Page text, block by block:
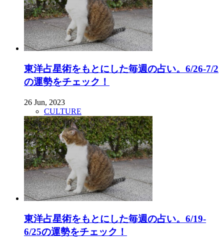
東洋占星術をもとにした毎週の占い。6/26-7/2
の運勢をチェック！
26 Jun, 2023
CULTURE
東洋占星術をもとにした毎週の占い。6/19-
6/25の運勢をチェック！